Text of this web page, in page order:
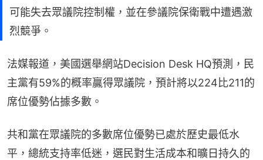
可能失去眾議院控制權，並在參議院保衛戰中遭遇激
烈競爭。
法媒報道，美國選舉網站Decision Desk HQ預測，民
主黨有59%的概率贏得眾議院，預計將以224比211的
席位優勢佔據多數。
共和黨在眾議院的多數席位優勢已處於歷史最低水
平，總統支持率低迷，選民對生活成本和曠日持久的